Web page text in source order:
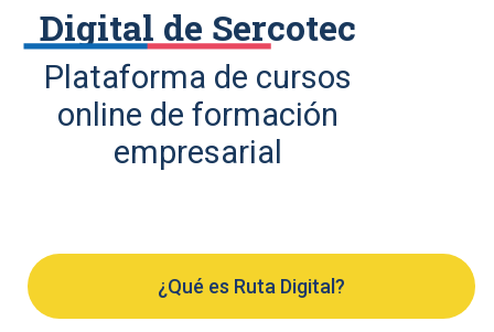
Digital de Sercotec
Plataforma de cursos
online de formación
empresarial
¿Qué es Ruta Digital?